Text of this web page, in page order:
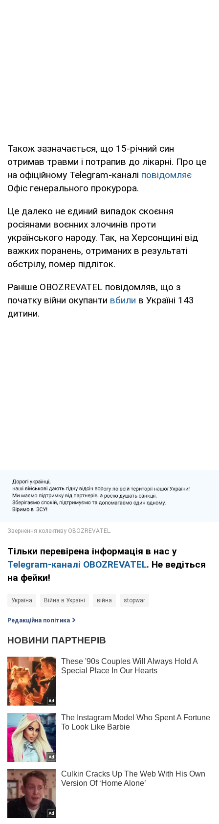
Також зазначається, що 15-річний син
отримав травми і потрапив до лікарні. Про це
на офіційному Telegram-каналі повідомляє
Офіс генерального прокурора.
Це далеко не єдиний випадок скоєння
росіянами воєнних злочинів проти
українського народу. Так, на Херсонщині від
важких поранень, отриманих в результаті
обстрілу, помер підліток.
Раніше OBOZREVATEL повідомляв, що з
початку війни окупанти вбили в Україні 143
дитини.
Тільки перевірена інформація в нас у
Telegram-каналі OBOZREVATEL. Не ведіться
на фейки!
Україна Війна в Україні війна stopwar
Редакційна політика